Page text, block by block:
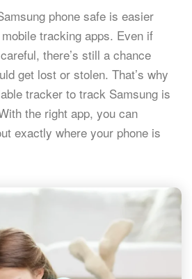
phone safe is easier
tracking apps. Even if
there’s still a chance
get lost or stolen. That’s why
tracker to track Samsung is
the right app, you can
exactly where your phone is